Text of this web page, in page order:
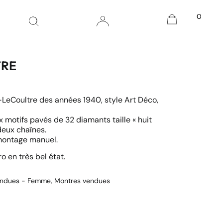
0
des années 1940, style Art Déco,
motifs pavés de 32 diamants taille « huit
chaînes.
manuel.
en très bel état.
- Femme, Montres vendues